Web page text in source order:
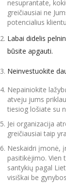
nesuprantate,
greičiausiai ne
potencialius
Labai didelis
būsite apgauti.
Neinvestuokite
Nepainiokite
atveju jums
tiesiog lošiate su
Jei organizacija
greičiausiai taip
Neskaidri įmonė,
pasitikėjimo. Vien
santykių pagal
visiškai be